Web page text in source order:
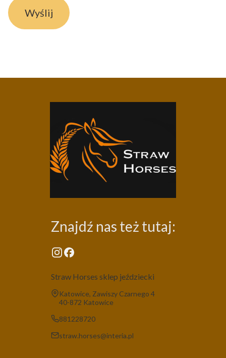
Wyślij
Znajdź nas też tutaj:
Straw Horses sklep jeździecki
Adres:
Katowice, Zawiszy Czarnego 4
40-872 Katowice
881228720
straw.horses@interia.pl